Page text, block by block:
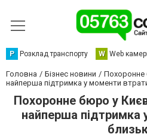
Р Розклад транспорту W Web
Головна Бізнес новини
Похоронне
найперша підтримка у моменти
Похоронне бюро у
найперша підтримка